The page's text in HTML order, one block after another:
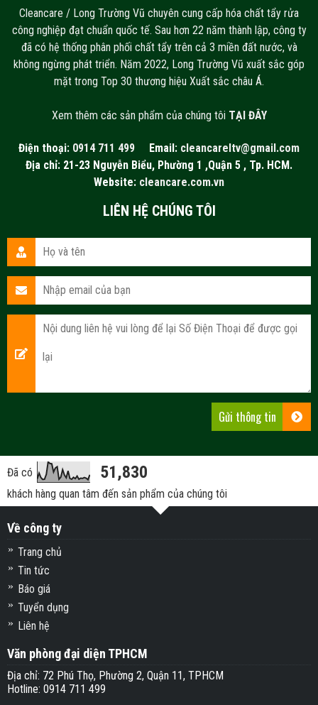
Cleancare / Long Trường Vũ chuyên cung cấp hóa chất tẩy rửa
công nghiệp đạt chuẩn quốc tế. Sau hơn 22 năm thành lập, công ty
đã có hệ thống phân phối chất tẩy trên cả 3 miền đất nước, và
không ngừng phát triển. Năm 2022, Long Trường Vũ xuất sắc góp
mặt trong Top 30 thương hiệu Xuất sắc châu Á.
Xem thêm các sản phẩm của chúng tôi TẠI ĐÂY
Điện thoại: 0914 711 499 Email: cleancareltv@gmail.com
Địa chỉ: 21-23 Nguyễn Biểu, Phường 1 ,Quận 5 , Tp. HCM.
Website: cleancare.com.vn
LIÊN HỆ CHÚNG TÔI
Đã có 51,830
khách hàng quan tâm đến sản phẩm của chúng tôi
Về công ty
Trang chủ
Tin tức
Báo giá
Tuyển dụng
Liên hệ
Văn phòng đại diện TPHCM
Địa chỉ: 72 Phú Thọ, Phường 2, Quận 11, TPHCM
Hotline: 0914 711 499